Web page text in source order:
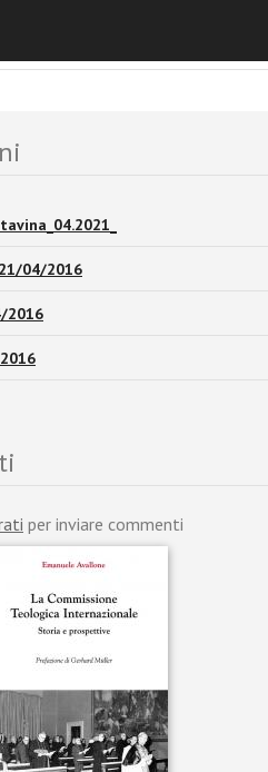
04/2016
2016
per inviare commenti